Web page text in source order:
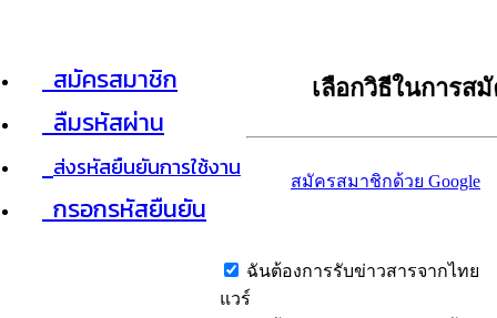
สมัครสมาชิก
ลืมรหัสผ่าน
ส่งรหัสยืนยันการใช้งาน
กรอกรหัสยืนยัน
เลือกวิธีในการส
สมัครสมาชิกด้วย Google
ฉันต้องการรับข่าวสารจากไทย
แวร์